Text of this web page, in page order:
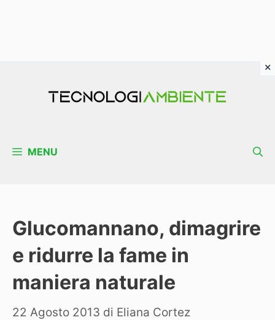
MENU
Glucomannano, dimagrire
e ridurre la fame in
maniera naturale
22 Agosto 2013 di Eliana Cortez